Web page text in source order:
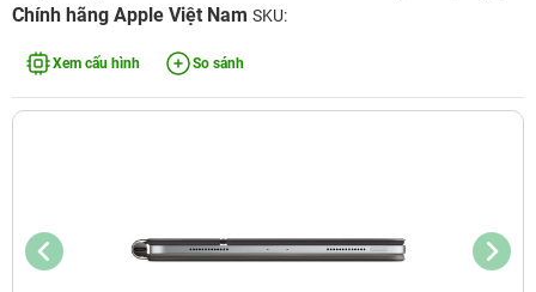
Chính hãng Apple Việt Nam SKU:
Xem cấu hình So sánh